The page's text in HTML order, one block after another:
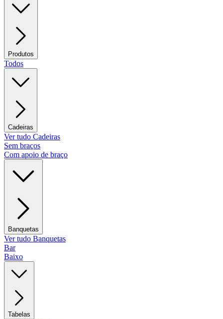
Produtos
Todos
Cadeiras
Ver tudo Cadeiras
Sem braços
Com apoio de braço
Banquetas
Ver tudo Banquetas
Bar
Baixo
Tabelas